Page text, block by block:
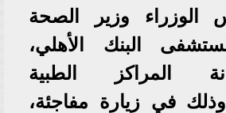
وزير الصحة
البنك الأهلي،
المراكز الطبية
في زيارة مفاجئة،